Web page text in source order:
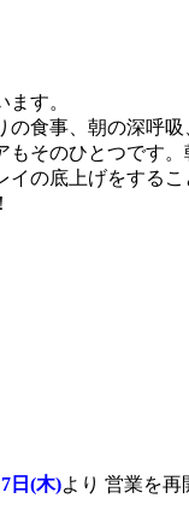
す。
食事、朝の深呼吸
そのひとつです
の底上げをする
日(木)より 営業を再